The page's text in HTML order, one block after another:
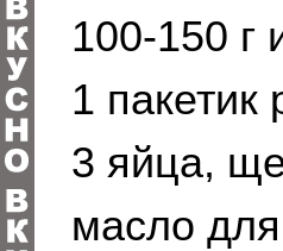
100-150 г
1 пакетик
3 яйца,
масло